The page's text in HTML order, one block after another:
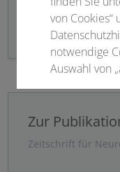
Online
Klicken Sie hier
Zur
Zeitschrift für
von Cookies“
notwendige
Auswahl von